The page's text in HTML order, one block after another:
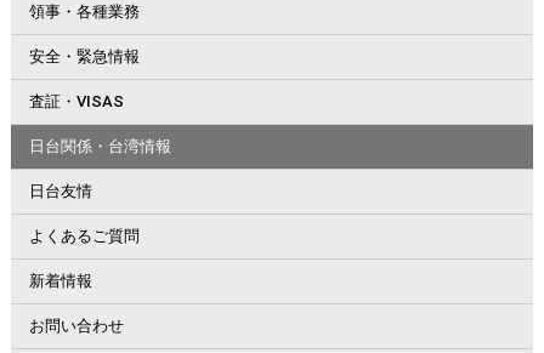
領事・各種業務
安全・緊急情報
査証・VISAS
日台関係・台湾情報
日台友情
よくあるご質問
新着情報
お問い合わせ